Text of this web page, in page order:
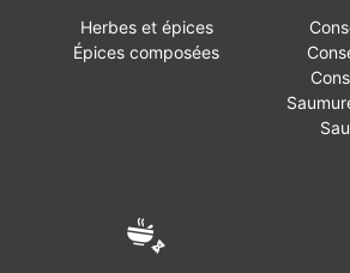
Herbes et épices
Épices composées